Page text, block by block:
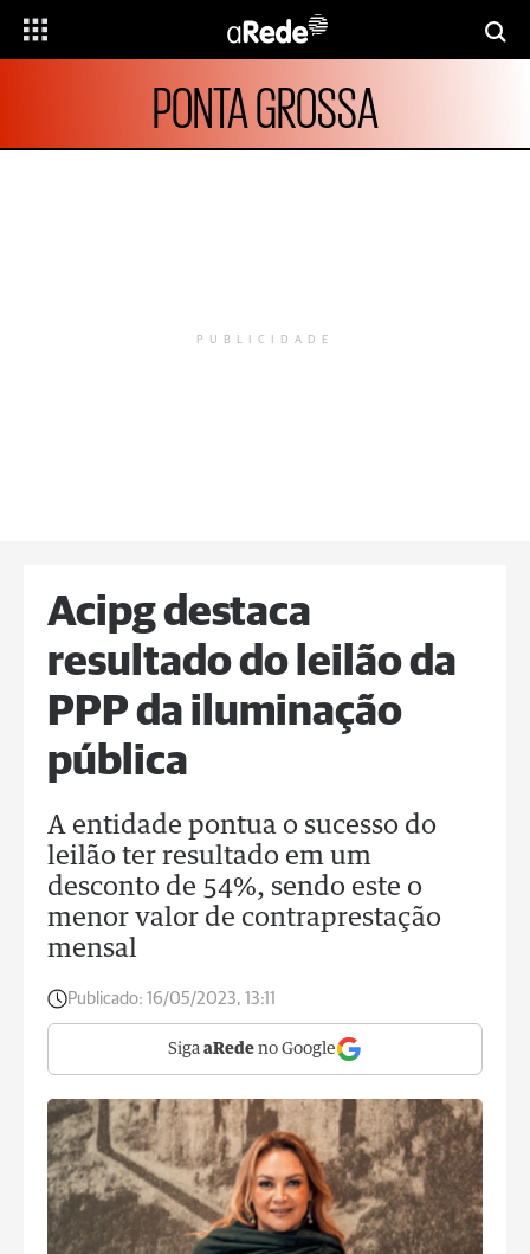
PONTA GROSSA
PUBLICIDADE
Acipg destaca
resultado do leilão da
PPP da iluminação
pública
A entidade pontua o sucesso do
leilão ter resultado em um
desconto de 54%, sendo este o
menor valor de contraprestação
mensal
Publicado: 16/05/2023, 13:11
Siga aRede no Google